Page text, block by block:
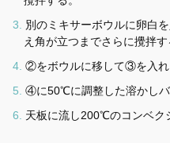
別のミキサーボウルに卵白
え角が立つまでさらに攪拌す
②をボウルに移して③を入れ
④に50℃に調整した溶かしバ
天板に流し200℃のコンベク